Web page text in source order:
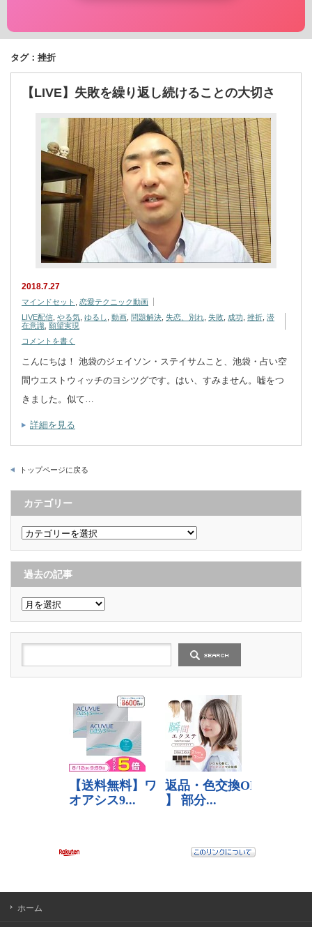
タグ：挫折
【LIVE】失敗を繰り返し続けることの大切さ
2018.7.27
マインドセット
恋愛テクニック動画
LIVE配信 やる気 ゆるし 動画 問題解決 失恋、別れ 失敗 成功 挫折 潜
在意識
願望実現
コメントを書く
こんにちは！ 池袋のジェイソン・ステイサムこと、池袋・占い空
間ウエストウィッチのヨシツグです。はい、すみません。嘘をつ
きました。似て…
詳細を見る
トップページに戻る
カテゴリー
カ
テ
ゴ
リ
ー
過去の記事
過
去
の
記
事
ホーム